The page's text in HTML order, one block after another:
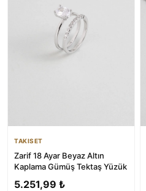
TAKISET
Zarif 18 Ayar Beyaz Altın
Kaplama Gümüş Tektaş Yüzük
5.251,99 ₺